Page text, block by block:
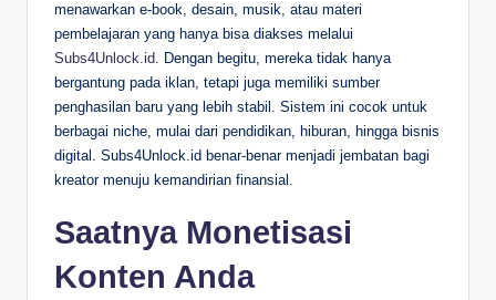
menawarkan e-book, desain, musik, atau materi
pembelajaran yang hanya bisa diakses melalui
Subs4Unlock.id. Dengan begitu, mereka tidak hanya
bergantung pada iklan, tetapi juga memiliki sumber
penghasilan baru yang lebih stabil. Sistem ini cocok untuk
berbagai niche, mulai dari pendidikan, hiburan, hingga bisnis
digital. Subs4Unlock.id benar-benar menjadi jembatan bagi
kreator menuju kemandirian finansial.
Saatnya Monetisasi
Konten Anda